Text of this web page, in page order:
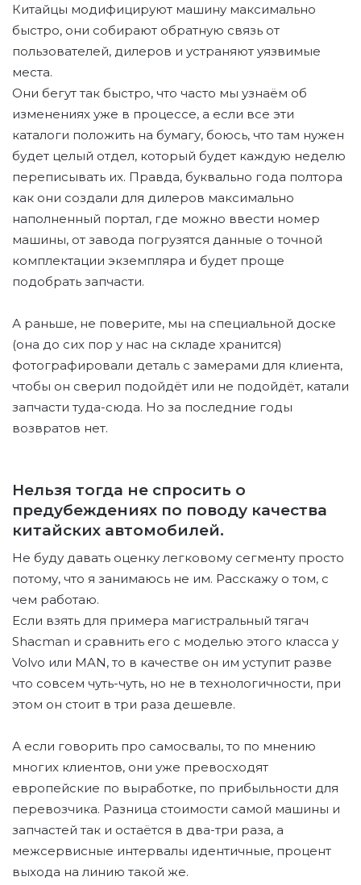
Китайцы модифицируют машину максимально
быстро, они собирают обратную связь от
пользователей, дилеров и устраняют уязвимые
места.
Они бегут так быстро, что часто мы узнаём об
изменениях уже в процессе, а если все эти
каталоги положить на бумагу, боюсь, что там нужен
будет целый отдел, который будет каждую неделю
переписывать их. Правда, буквально года полтора
как они создали для дилеров максимально
наполненный портал, где можно ввести номер
машины, от завода погрузятся данные о точной
комплектации экземпляра и будет проще
подобрать запчасти.
А раньше, не поверите, мы на специальной доске
(она до сих пор у нас на складе хранится)
фотографировали деталь с замерами для клиента,
чтобы он сверил подойдёт или не подойдёт, катали
запчасти туда-сюда. Но за последние годы
возвратов нет.
Нельзя тогда не спросить о
предубеждениях по поводу качества
китайских автомобилей.
Не буду давать оценку легковому сегменту просто
потому, что я занимаюсь не им. Расскажу о том, с
чем работаю.
Если взять для примера магистральный тягач
Shacman и сравнить его с моделью этого класса у
Volvo или MAN, то в качестве он им уступит разве
что совсем чуть-чуть, но не в технологичности, при
этом он стоит в три раза дешевле.
А если говорить про самосвалы, то по мнению
многих клиентов, они уже превосходят
европейские по выработке, по прибыльности для
перевозчика. Разница стоимости самой машины и
запчастей так и остаётся в два-три раза, а
межсервисные интервалы идентичные, процент
выхода на линию такой же.